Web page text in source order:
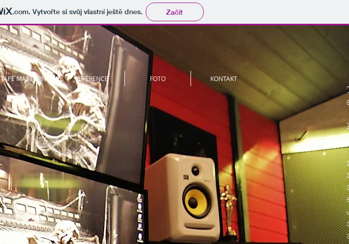
.com. Vytvořte si svůj vlastní ještě dnes. Začít
TAPE MASTERING REFERENCE FOTO KONTAKT